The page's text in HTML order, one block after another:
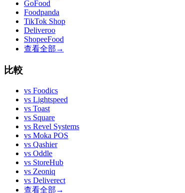
GoFood
Foodpanda
TikTok Shop
Deliveroo
ShopeeFood
查看全部 →
比較
vs Foodics
vs Lightspeed
vs Toast
vs Square
vs Revel Systems
vs Moka POS
vs Qashier
vs Oddle
vs StoreHub
vs Zeoniq
vs Deliverect
查看全部 →